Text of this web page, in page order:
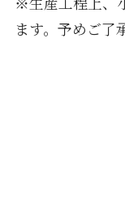
ます。予めご了